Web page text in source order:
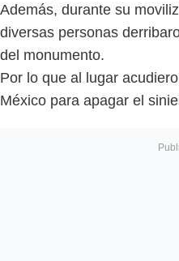
Además, durante su
diversas personas
del monumento.
Por lo que al lugar
México para apagar el